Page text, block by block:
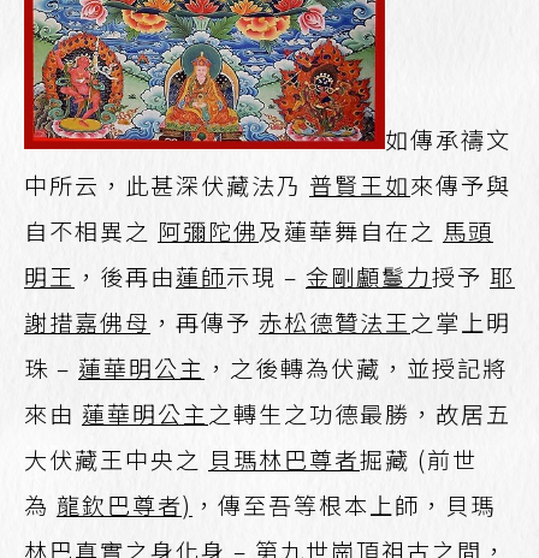
如傳承禱文
中所云，此甚深伏藏法乃 普賢王如來傳予與
自不相異之 阿彌陀佛及蓮華舞自在之 馬頭
明王 ，後再由蓮師示現 – 金剛顱鬘力授予 耶
謝措嘉佛母 ，再傳予 赤松德贊法王之掌上明
珠 – 蓮華明公主 ，之後轉為伏藏，並授記將
來由 蓮華明公主之轉生之功德最勝，故居五
大伏藏王中央之 貝瑪林巴尊者掘藏 (前世
為 龍欽巴尊者) ，傳至吾等根本上師，貝瑪
林巴真實之身化身 – 第九世崗頂祖古之間，